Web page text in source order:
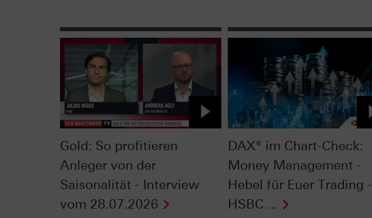
Gold: So profitieren
Anleger von der
Saisonalität - Interview
vom 28.07.2026
DAX® im Chart-Check:
Money Management -
Hebel für Euer Trading -
HSBC ...